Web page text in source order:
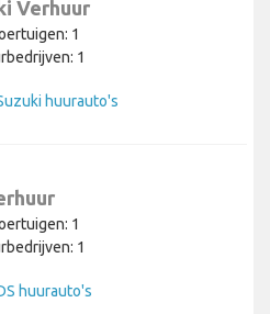
Verhuur
1
1
huurauto's
1
1
huurauto's